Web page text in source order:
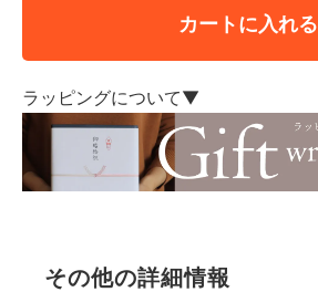
カートに入れる
ラッピングについて▼
その他の詳細情報